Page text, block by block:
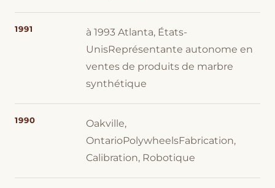
1991
à 1993 Atlanta, États-
UnisReprésentante autonome en
ventes de produits de marbre
synthétique
1990
Oakville,
OntarioPolywheelsFabrication,
Calibration, Robotique